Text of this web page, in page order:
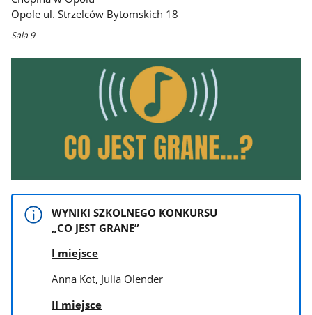
Opole ul. Strzelców Bytomskich 18
Sala 9
WYNIKI SZKOLNEGO KONKURSU
„CO JEST GRANE”
I miejsce
Anna Kot, Julia Olender
II miejsce